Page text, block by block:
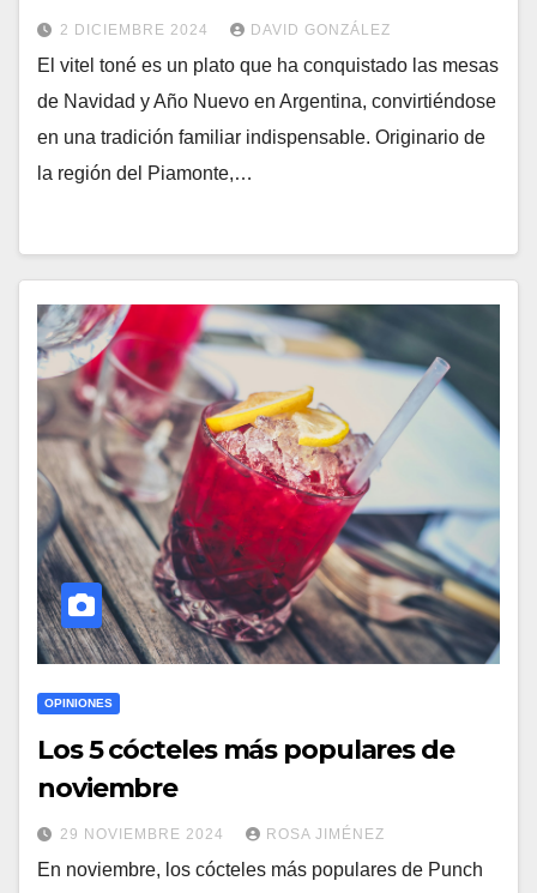
2 DICIEMBRE 2024 DAVID GONZÁLEZ
El vitel toné es un plato que ha conquistado las mesas
de Navidad y Año Nuevo en Argentina, convirtiéndose
en una tradición familiar indispensable. Originario de
la región del Piamonte,…
OPINIONES
Los 5 cócteles más populares de
noviembre
29 NOVIEMBRE 2024 ROSA JIMÉNEZ
En noviembre, los cócteles más populares de Punch